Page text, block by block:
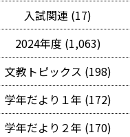
入試関連 (17)
2024年度 (1,063)
文教トピックス (198)
学年だより１年 (172)
学年だより２年 (170)